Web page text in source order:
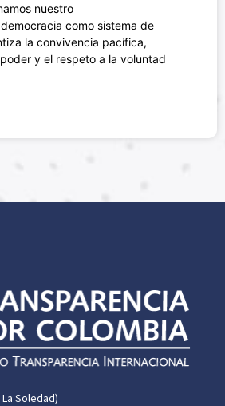
nuestro
como sistema de
la convivencia pacífica,
y el respeto a la voluntad
Soledad)